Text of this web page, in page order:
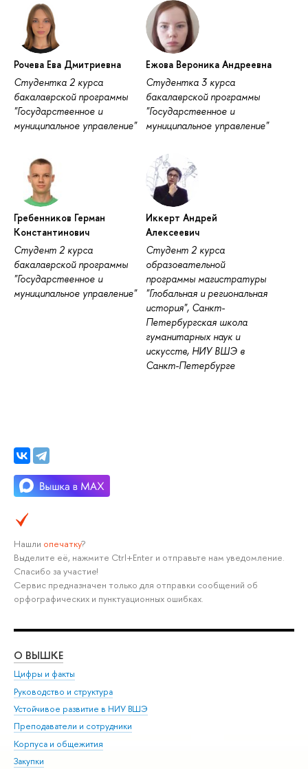
Рочева Ева Дмитриевна
Студентка 2 курса
бакалаврской программы
"Государственное и
муниципальное управление"
Ежова Вероника Андреевна
Студентка 3 курса
бакалаврской программы
"Государственное и
муниципальное управление"
Гребенников Герман
Константинович
Студент 2 курса
бакалаврской программы
"Государственное и
муниципальное управление"
Иккерт Андрей
Алексеевич
Студент 2 курса
образовательной
программы магистратуры
"Глобальная и региональная
история", Санкт-
Петербургская школа
гуманитарных наук и
искусств, НИУ ВШЭ в
Санкт-Петербурге
Нашли опечатку?
Выделите её, нажмите Ctrl+Enter и отправьте нам уведомление.
Спасибо за участие!
Сервис предназначен только для отправки сообщений об
орфографических и пунктуационных ошибках.
О ВЫШКЕ
Цифры и факты
Руководство и структура
Устойчивое развитие в НИУ ВШЭ
Преподаватели и сотрудники
Корпуса и общежития
Закупки